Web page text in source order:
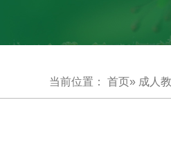
当前位置： 首页» 成人